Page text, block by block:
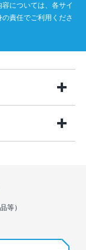
については、各サイ
責任でご利用くださ
等）